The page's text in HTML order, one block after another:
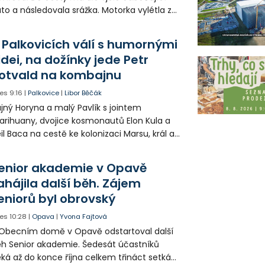
a následovala srážka. Motorka vylétla ze
a byl letecky přepraven do
Palkovicích válí s humornými
na dožínky jede Petr
na kombajnu
9:16 |Palkovice |Libor Běčák
Horyna a malý Pavlík s jointem
dvojice kosmonautů Elon Kula a
Baca na cestě ke kolonizaci Marsu, král a
a místostarosta David Kula.
akademie v Opavě
další běh. Zájem
byl obrovský
10:28 | Opava |Yvona Fajtová
domě v Opavě odstartoval další
Senior akademie. Šedesát účastníků
až do konce října celkem třináct setkání